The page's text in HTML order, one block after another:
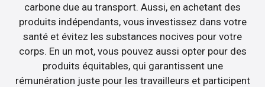
carbone due au transport. Aussi, en achetant des
produits indépendants, vous investissez dans votre
santé et évitez les substances nocives pour votre
corps. En un mot, vous pouvez aussi opter pour des
produits équitables, qui garantissent une
rémunération juste pour les travailleurs et participent